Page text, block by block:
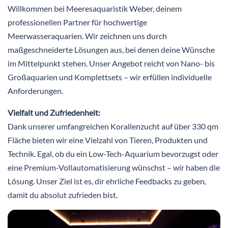
Willkommen bei Meeresaquaristik Weber, deinem
professionellen Partner für hochwertige
Meerwasseraquarien. Wir zeichnen uns durch
maßgeschneiderte Lösungen aus, bei denen deine Wünsche
im Mittelpunkt stehen. Unser Angebot reicht von Nano- bis
Großaquarien und Komplettsets – wir erfüllen individuelle
Anforderungen.
Vielfalt und Zufriedenheit:
Dank unserer umfangreichen Korallenzucht auf über 330 qm
Fläche bieten wir eine Vielzahl von Tieren, Produkten und
Technik. Egal, ob du ein Low-Tech-Aquarium bevorzugst oder
eine Premium-Vollautomatisierung wünschst – wir haben die
Lösung. Unser Ziel ist es, dir ehrliche Feedbacks zu geben,
damit du absolut zufrieden bist.